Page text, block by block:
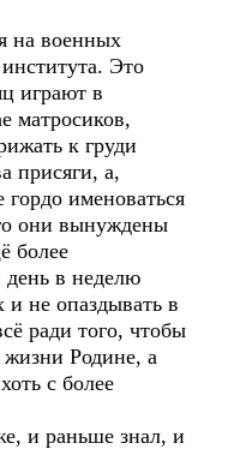
на военных
Это
играют в
матросиков,
к груди
присяги, а,
именоваться
они вынуждены
более
в неделю
и не опаздывать в
ради того, чтобы
жизни Родине, а
с более
и раньше знал, и